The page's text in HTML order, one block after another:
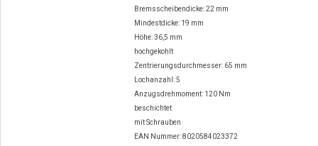
Bremsscheibendicke: 22 mm
Mindestdicke: 19 mm
Höhe: 36,5 mm
hochgekohlt
Zentrierungsdurchmesser: 65 mm
Lochanzahl: 5
Anzugsdrehmoment: 120 Nm
beschichtet
mit Schrauben
EAN Nummer: 8020584023372